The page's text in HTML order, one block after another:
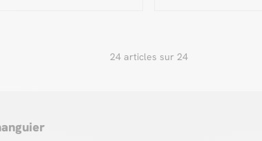
24 articles sur 24